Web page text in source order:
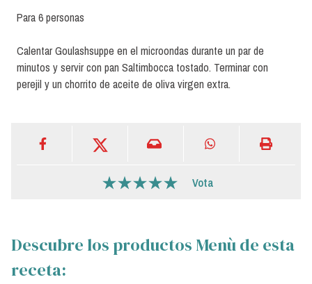
Para 6 personas
Calentar Goulashsuppe en el microondas durante un par de
minutos y servir con pan Saltimbocca tostado. Terminar con
perejil y un chorrito de aceite de oliva virgen extra.
Vota
Descubre los productos Menù de esta
receta: